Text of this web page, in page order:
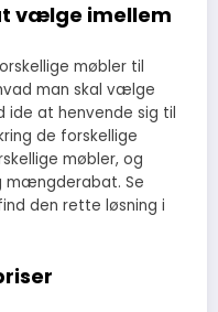
vælge imellem
møbler til
man skal vælge
ide at henvende sig til
de forskellige
møbler, og
mængderabat. Se
den rette løsning i